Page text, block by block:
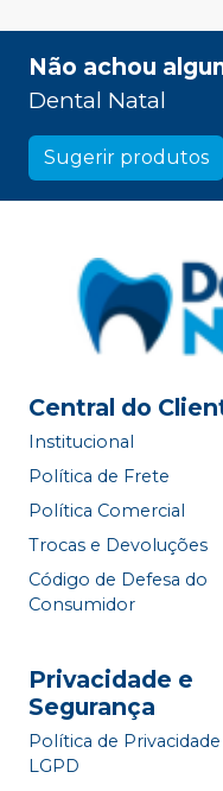
Não achou
Dental Natal
Sugerir produtos
Central do
Institucional
Política de Frete
Política Comercial
Trocas e Devoluções
Código de Defesa do
Consumidor
Privacidade e
Segurança
Política de
LGPD